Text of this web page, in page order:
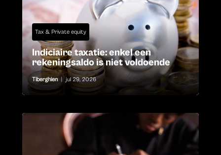
Tax & Private equity
Indiciaire taxatie: enkel een
rekeningsaldo is niet voldoende
Tiberghien | jul 29, 2026